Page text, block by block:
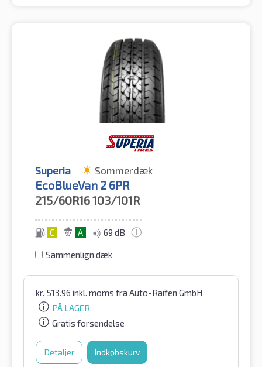
Superia Sommerdæk
EcoBlueVan 2 6PR
215/60R16103/101R
C A 69 dB
Sammenlign dæk
kr. 513.96 inkl. moms fra Auto-Raifen GmbH
PÅ LAGER
Gratis forsendelse
Detaljer Indkøbskurv